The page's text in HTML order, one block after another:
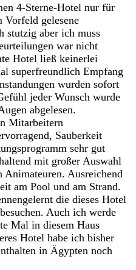
4-Sterne-Hotel nur für
Vorfeld gelesene
stutzig aber ich muss
war nicht
Hotel ließ keinerlei
superfreundlich Empfang
wurden sofort
jeder Wunsch wurde
abgelesen.
Mitarbeitern
Sauberkeit
sehr gut
mit großer Auswahl
Animateuren. Ausreichend
am Pool und am Strand.
die dieses Hotel
Auch ich werde
Mal in diesem Haus
Hotel habe ich bisher
in Ägypten noch